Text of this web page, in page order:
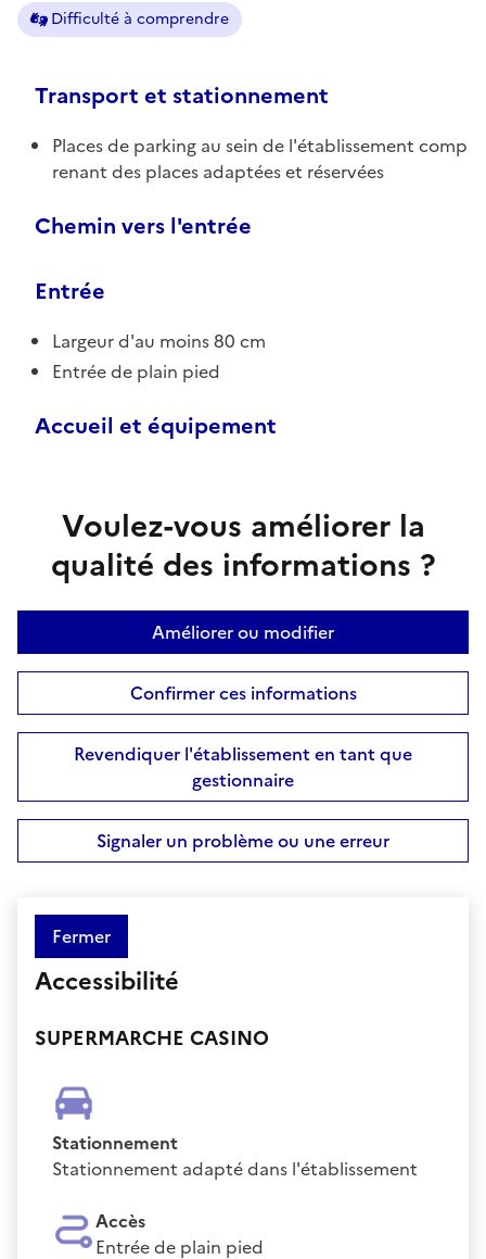
Difficulté à comprendre
Transport et stationnement
Places de parking au sein de l'établissement comp
renant des places adaptées et réservées
Chemin vers l'entrée
Entrée
Largeur d'au moins 80 cm
Entrée de plain pied
Accueil et équipement
Voulez-vous améliorer la
qualité des informations ?
Améliorer ou modifier
Confirmer ces informations
Revendiquer l'établissement en tant que
gestionnaire
Signaler un problème ou une erreur
Fermer
Accessibilité
SUPERMARCHE CASINO
Stationnement
Stationnement adapté dans l'établissement
Accès
Entrée de plain pied